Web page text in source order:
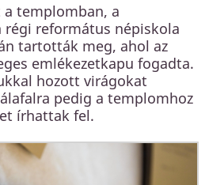
a templomban, a
református népiskola
tartották meg, ahol az
emlékezetkapu fogadta.
hozott virágokat
pedig a templomhoz
írhattak fel.